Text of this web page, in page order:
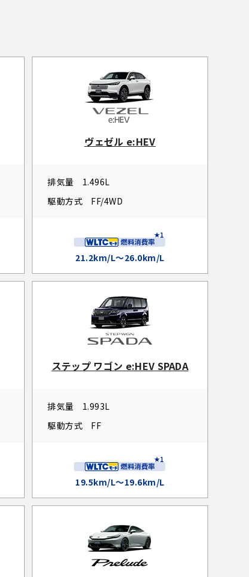
ヴェゼル e:HEV
排気量
1.496L
駆動方式
FF/4WD
21.2km/L～26.0km/L
ステップ ワゴン e:HEV SPADA
排気量
1.993L
駆動方式
FF
19.5km/L～19.6km/L